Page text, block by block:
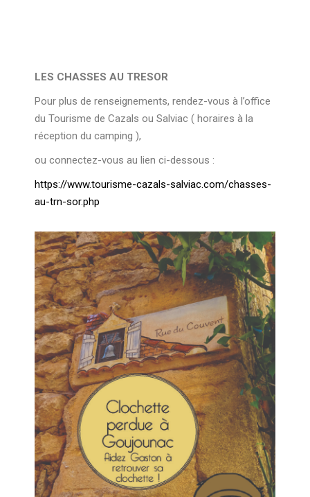
LES CHASSES AU TRESOR
Pour plus de renseignements, rendez-vous à l’office
du Tourisme de Cazals ou Salviac ( horaires à la
réception du camping ),
ou connectez-vous au lien ci-dessous :
https://www.tourisme-cazals-salviac.com/chasses-
au-trn-sor.php